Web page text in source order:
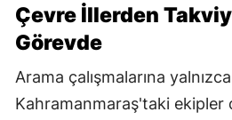
Çevre İllerden
Görevde
Arama çalışmalarına yalnızca
Kahramanmaraş'taki ekipler